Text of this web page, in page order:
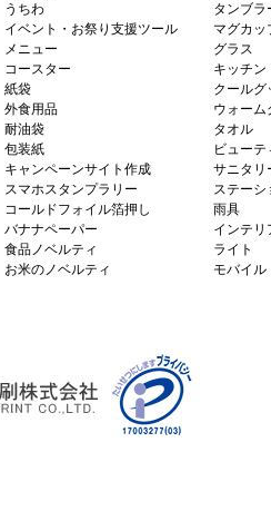
うちわ
イベント・お祭り支援ツール
メニュー
コースター
紙袋
外食用品
耐油袋
包装紙
キャンペーンサイト作成
スマホスタンプラリー
コールドフォイル箔押し
バナナペーパー
食品ノベルティ
お米のノベルティ
タンブラ
マグカッ
グラス
キッチン
クールグ
ウォーム
タオル
ビューテ
サニタリ
ステーシ
雨具
インテリ
ライト
モバイル